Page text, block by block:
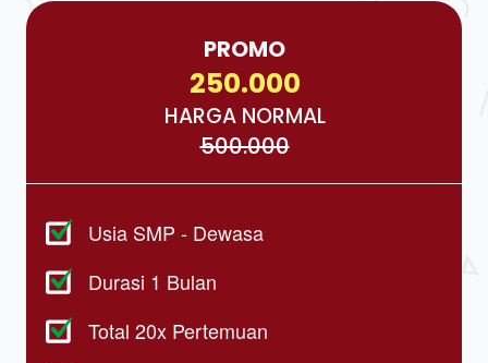
PROMO
250.000
HARGA NORMAL
500.000
Usia SMP - Dewasa
Durasi 1 Bulan
Total 20x Pertemuan